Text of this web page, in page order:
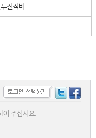
전적비
여 주십시요.